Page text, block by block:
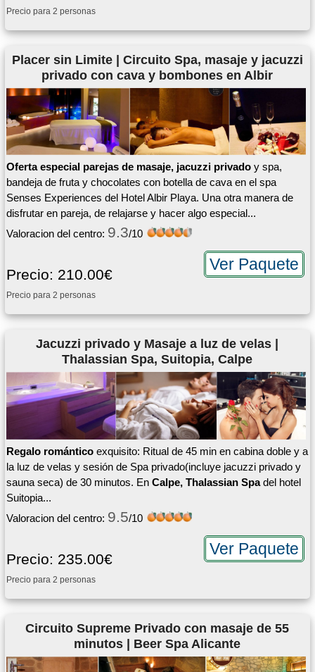
Precio para 2 personas
Placer sin Limite | Circuito Spa, masaje y jacuzzi
privado con cava y bombones en Albir
Oferta especial parejas de masaje, jacuzzi privadoy spa,
bandeja de fruta y chocolates con botella de cava en el spa
Senses Experiences del Hotel Albir Playa. Una otra manera de
disfrutar en pareja, de relajarse y hacer algo especial...
Valoracion del centro: 9.3/10
Ver Paquete
Precio: 210.00€
Precio para 2 personas
Jacuzzi privado y Masaje a luz de velas |
Thalassian Spa, Suitopia, Calpe
Regalo románticoexquisito: Ritual de 45 min en cabina doble y a
la luz de velas y sesión de Spa privado(incluye jacuzzi privado y
sauna seca) de 30 minutos. En Calpe, Thalassian Spadel hotel
Suitopia...
Valoracion del centro: 9.5/10
Ver Paquete
Precio: 235.00€
Precio para 2 personas
Circuito Supreme Privado con masaje de 55
minutos | Beer Spa Alicante